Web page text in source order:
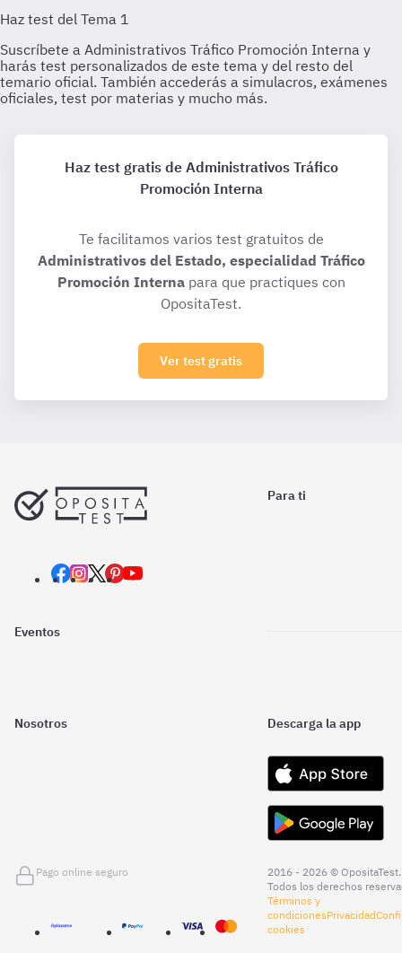
Haz test gratis de Administrativos Tráfico
Promoción Interna
Te facilitamos varios test gratuitos de
Administrativos del Estado, especialidad Tráfico
Promoción Internapara que practiques con
OpositaTest.
Ver test gratis
Para ti
Eventos
Nosotros Descarga la app
Pago online seguro
2016 - 2026 © OpositaTest.
Todos los derechos
Términos y
condicionesPrivacidad
cookies